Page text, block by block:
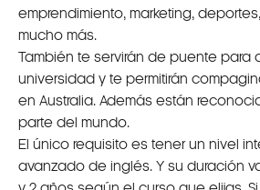
emprendimiento, marketing,
mucho más.
También te servirán de puente para
universidad y te permitirán
en Australia. Además están
parte del mundo.
El único requisito es tener un nivel
avanzado de inglés. Y su duración